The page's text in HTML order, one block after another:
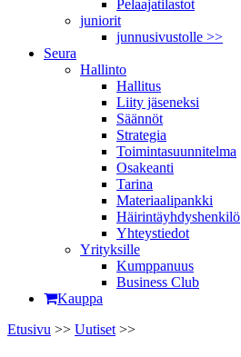
Pelaajatilastot
juniorit
junnusivustolle >>
Seura
Hallinto
Hallitus
Liity jäseneksi
Säännöt
Strategia
Toimintasuunnitelma
Osakeanti
Tarina
Materiaalipankki
Häirintä­yhdyshenkilö
Yhteystiedot
Yrityksille
Kumppanuus
Business Club
Kauppa
Etusivu >> Uutiset >>